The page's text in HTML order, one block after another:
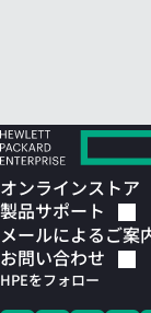
オンラインストア
製品サポート
メールによるご案
お問い合わせ
HPEをフォロー